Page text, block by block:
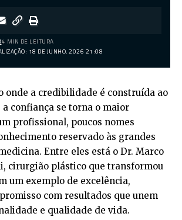
18 DE JUNHO, 2026 21:08
4 MIN DE LEITURA
onde a credibilidade é construída ao
a confiança se torna o maior
profissional, poucos nomes
reservado às grandes
Entre eles está o Dr. Marco
cirurgião plástico que transformou
um exemplo de excelência,
com resultados que unem
e qualidade de vida.